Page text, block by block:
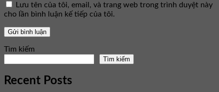
Lưu tên của tôi, email, và trang web trong trình duyệt này
cho lần bình luận kế tiếp của tôi.
Tìm kiếm
Tìm kiếm
Recent Posts